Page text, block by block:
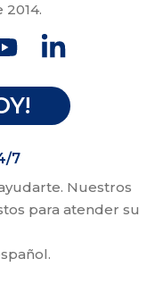
7
Nuestros
para atender su